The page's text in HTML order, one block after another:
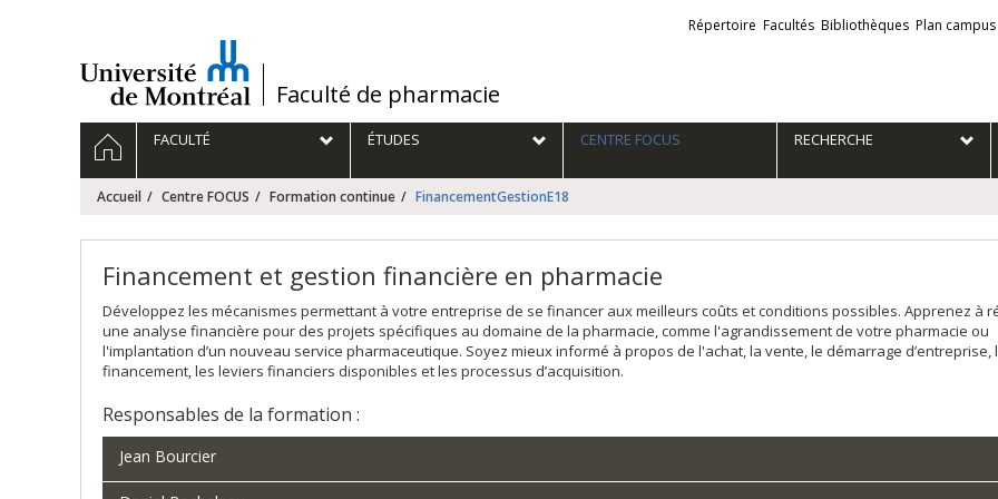
/Faculté de pharmacie
Liens
externes
Répertoire Facultés Bibliothèques Plan campus
Navigation
principale
ACCUEILFACULTÉ ÉTUDES CENTRE FOCUS RECHERCHE
Accueil Centre FOCUS Formation continue FinancementGestionE18
Financement et gestion financière en pharmacie
Développez les mécanismes permettant à votre entreprise de se financer aux meilleurs coûts et conditions possibles. Apprenez à
une analyse financière pour des projets spécifiques au domaine de la pharmacie, comme l'agrandissement de votre pharmacie ou
l'implantation d’un nouveau service pharmaceutique. Soyez mieux informé à propos de l'achat, la vente, le démarrage d’entreprise,
financement, les leviers financiers disponibles et les processus d’acquisition.
Responsables de la formation :
Jean Bourcier